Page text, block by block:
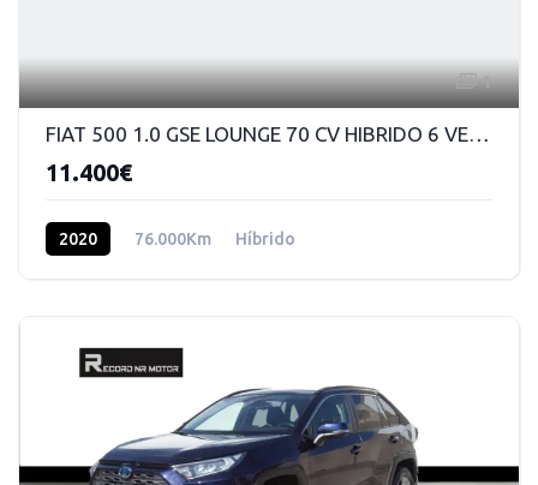
1
FIAT 500 1.0 GSE LOUNGE 70 CV HIBRIDO 6 VELOCIDADES
11.400€
2020 76.000Km Híbrido